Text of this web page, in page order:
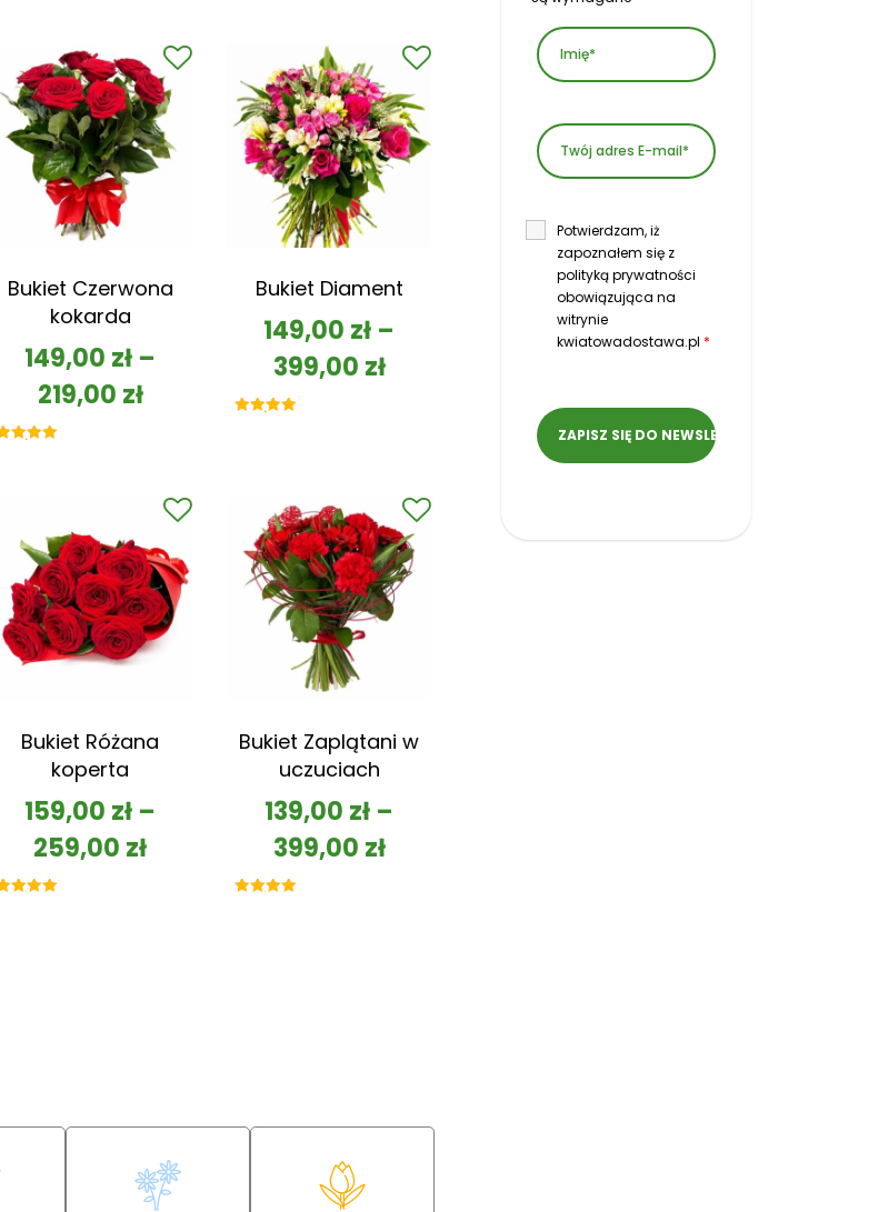
Bukiet Czerwona
kokarda
149,00 zł –
219,00 zł
Bukiet Diament
149,00 zł –
399,00 zł
Bukiet Różana
koperta
159,00 zł –
259,00 zł
Bukiet Zaplątani w
uczuciach
139,00 zł –
399,00 zł
Potwierdzam, iż
zapoznałem się z
polityką prywatności
obowiązująca na
witrynie
kwiatowadostawa.pl *